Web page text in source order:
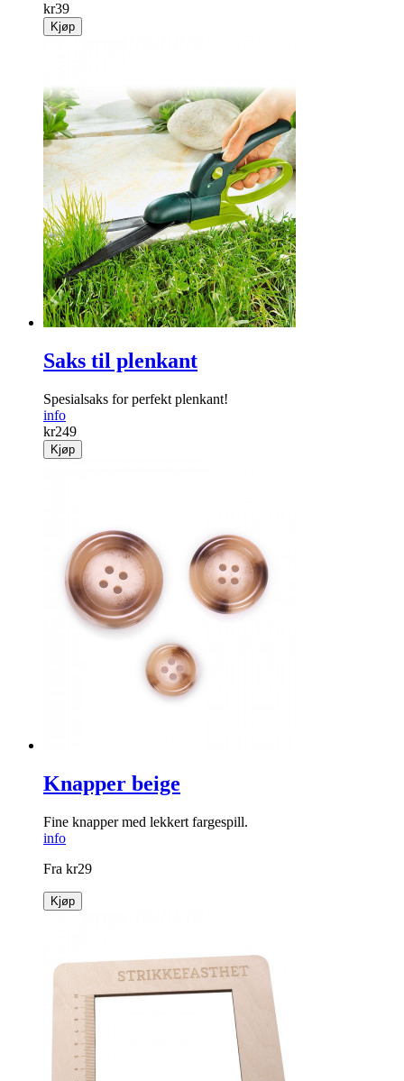
kr39
Kjøp
Saks til plenkant
Spesialsaks for perfekt plenkant!
info
kr249
Kjøp
Knapper beige
Fine knapper med lekkert fargespill.
info
Fra kr29
Kjøp